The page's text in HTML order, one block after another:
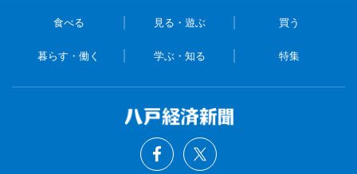
食べる 見る・遊ぶ 買う
暮らす・働く 学ぶ・知る 特集